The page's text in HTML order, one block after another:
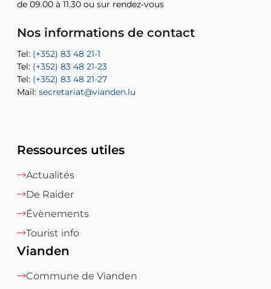
de 09.00 à 11.30 ou sur rendez-vous
Nos informations de contact
Tel: (+352) 83 48 21-1
Tel: (+352) 83 48 21-23
Tel: (+352) 83 48 21-27
Mail: secretariat@vianden.lu
de 09.00 à 11.30 ou sur rendez-vous
Tel: (+352) 83 48 21-20
Tel: (+352) 83 48 21-22
Mail:sofia.carvalho@vianden.lu
Mail: diane.storn@vianden.lu
Mail:recette@vianden.lu
Tel:(+352) 83 48 21-31
Tel:Permanence (Fuite d’eau) : 83 48 21 61
Ressources utiles
Actualités
De Raider
Évènements
Tourist info
Vianden
Commune de Vianden